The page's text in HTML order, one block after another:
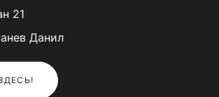
21
Данил